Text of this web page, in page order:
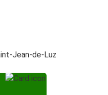
Jean-de-Luz